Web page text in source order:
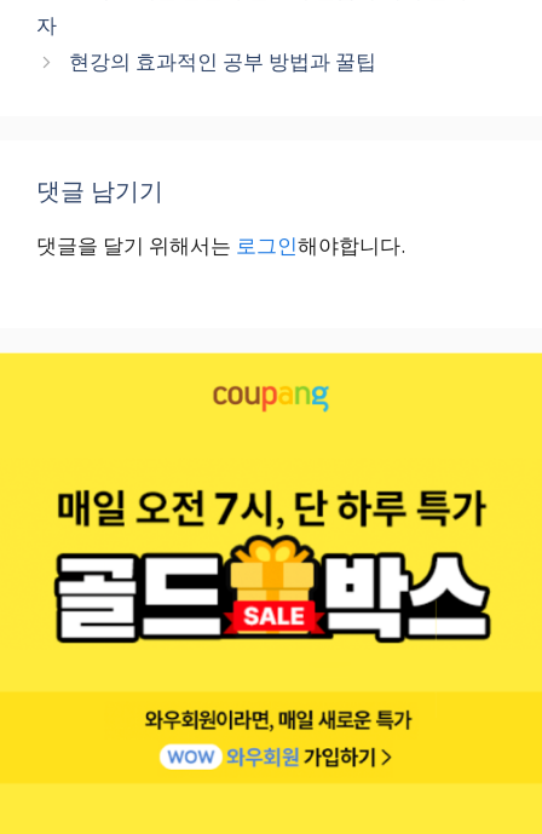
자
현강의 효과적인 공부 방법과 꿀팁
댓글 남기기
댓글을 달기 위해서는 로그인해야합니다.